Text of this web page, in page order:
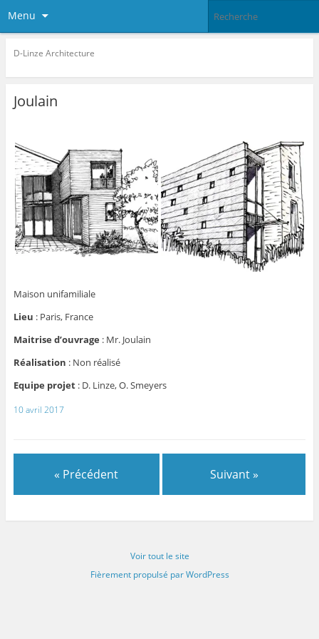
Menu
D-Linze Architecture
Joulain
Maison unifamiliale
Lieu : Paris, France
Maitrise d’ouvrage : Mr. Joulain
Réalisation : Non réalisé
Equipe projet: D. Linze, O. Smeyers
10 avril 2017
« Précédent Suivant »
Voir tout le site
Fièrement propulsé par WordPress